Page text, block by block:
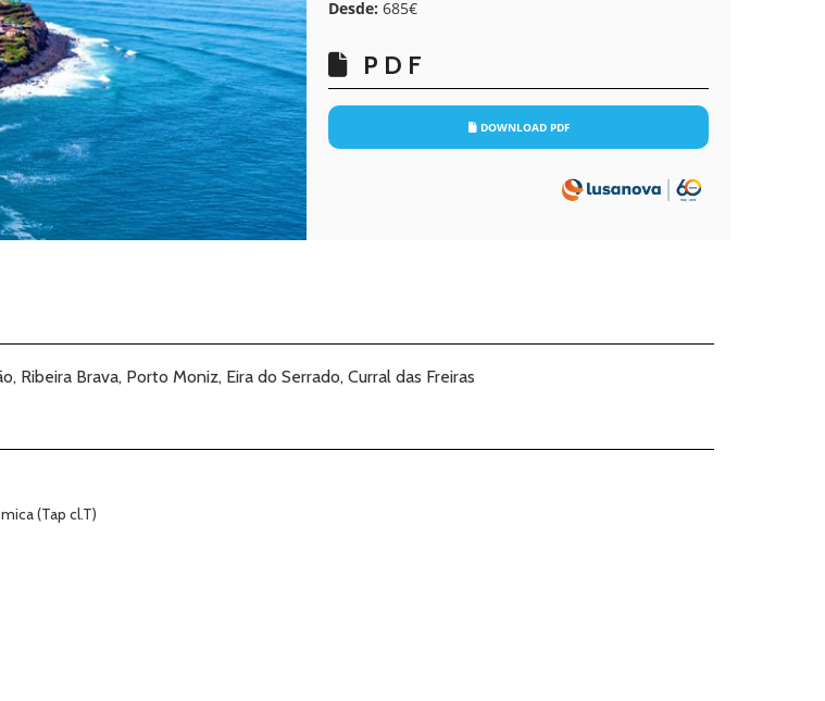
Desde: 685€
PDF
DOWNLOAD PDF
Ribeira Brava, Porto Moniz, Eira do Serrado, Curral das Freiras
(Tap cl.T)